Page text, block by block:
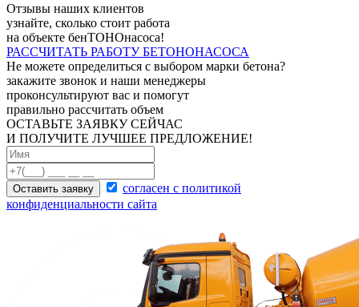
Отзывы наших клиентов
узнайте, сколько стоит работа
на объекте бенТОНОнасоса!
РАССЧИТАТЬ РАБОТУ БЕТОНОНАСОСА
Не можете определиться с выбором марки бетона?
закажите звонок и наши менеджеры
проконсультируют вас и помогут
правильно рассчитать объем
ОСТАВЬТЕ ЗАЯВКУ СЕЙЧАС
И ПОЛУЧИТЕ ЛУЧШЕЕ ПРЕДЛОЖЕНИЕ!
Оставить заявку
согласен с политикой
конфиденциальности сайта